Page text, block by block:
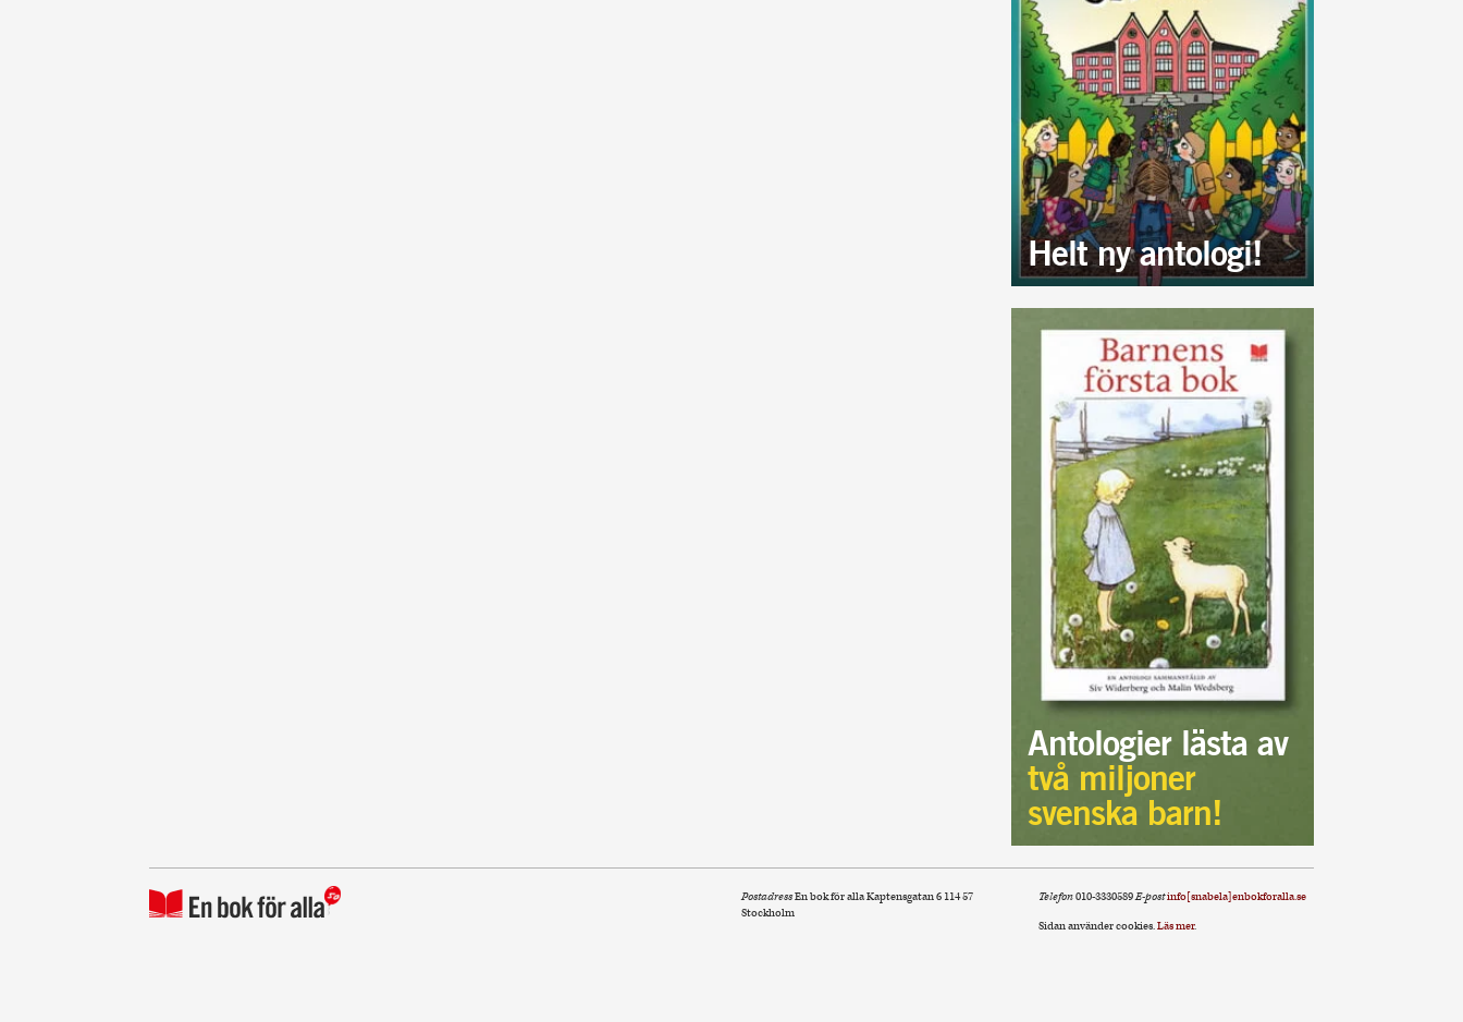
Helt ny antologi!
Antologier lästa av
två miljoner
svenska barn!
Telefon010-3330589E-postinfo[snabela]enbokforalla.se
Sidan använder cookies.Läs mer.
PostadressEn bok för alla Kaptensgatan 6 114 57
Stockholm